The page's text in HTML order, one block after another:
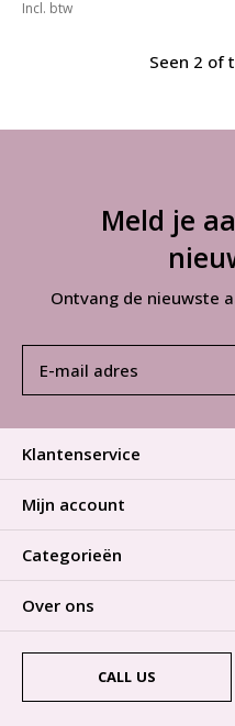
Incl. btw
Seen 2 of
Meld je
Ontvang de nieuwste
Klantenservice
Mijn account
Categorieën
Over ons
CALL US